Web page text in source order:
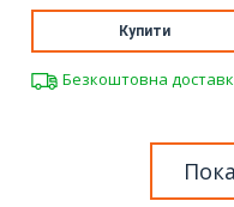
Купити
Безкоштовна